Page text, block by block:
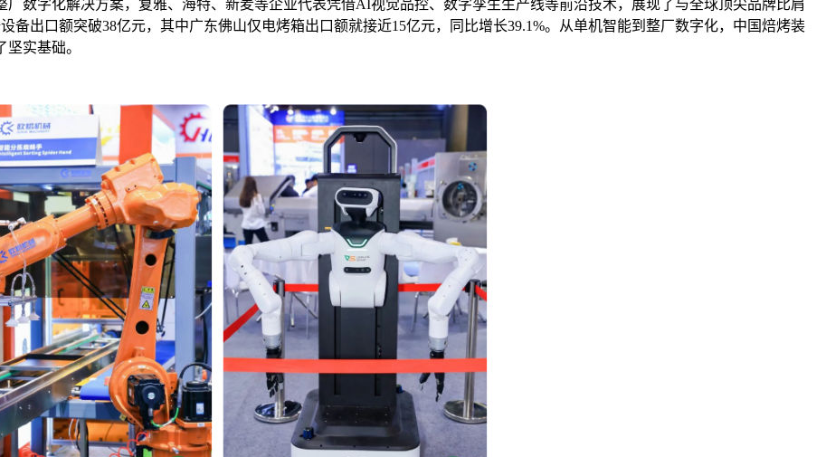
数字化解决方案，复雅、海特、新麦等企业代表凭借AI视觉品控、数字孪生生产线等前沿技术，展现了与全球顶尖品牌比肩
备出口额突破38亿元，其中广东佛山仅电烤箱出口额就接近15亿元，同比增长39.1%。从单机智能到整厂数字化，中国焙烤装
实基础。